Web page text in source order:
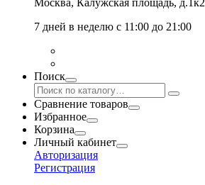
Москва, Калужская площадь, д.1к2
7 дней в неделю с 11:00 до 21:00
Поиск
Сравнение товаров
Избранное
Корзина
Личный кабинет
Авторизация
Регистрация